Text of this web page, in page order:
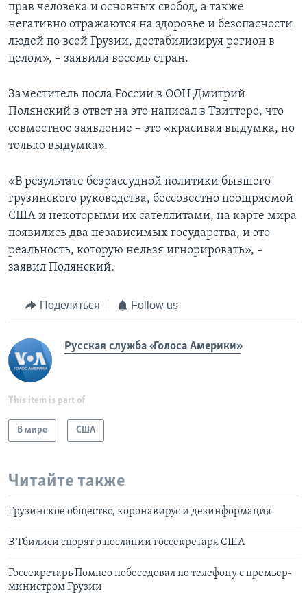
прав человека и основных свобод, а также
негативно отражаются на здоровье и безопасности
людей по всей Грузии, дестабилизируя регион в
целом», – заявили восемь стран.
Заместитель посла России в ООН Дмитрий
Полянский в ответ на это написал в Твиттере, что
совместное заявление – это «красивая выдумка, но
только выдумка».
«В результате безрассудной политики бывшего
грузинского руководства, бессовестно поощряемой
США и некоторыми их сателлитами, на карте мира
появились два независимых государства, и это
реальность, которую нельзя игнорировать», –
заявил Полянский.
Поделиться Follow us
Русская служба «Голоса Америки»
This item is part of
В мире США
Читайте также
Грузинское общество, коронавирус и дезинформация
В Тбилиси спорят о послании госсекретаря США
Госсекретарь Помпео побеседовал по телефону с премьер-
министром Грузии